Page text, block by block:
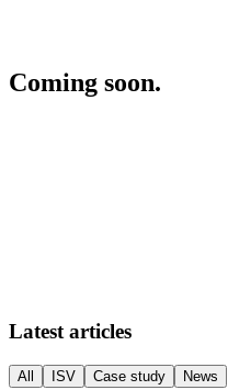
Coming soon.
Latest articles
All ISV Case study News